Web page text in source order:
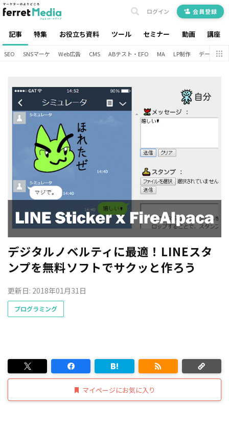
記事 特集 お役立ち資料 ツール セミナー 動画 講座
ログイン 会員登録
SEO SNSマーケ Web広告 CMS ABテスト・EFO MA LP制作 データ分析
デジタルノベルティに最適！LINEスタ
ンプを無料ソフトでサクッと作ろう
更新日: 2018年01月31日
プログラミング
マイページにお気に入り